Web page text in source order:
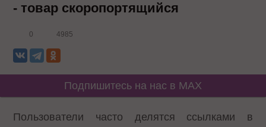
- товар скоропортящийся
0 4985
Подпишитесь на нас в MAX
Пользователи часто делятся ссылками в